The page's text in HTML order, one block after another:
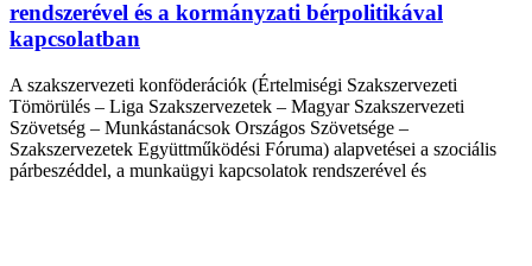
rendszerével és a kormányzati bérpolitikával
kapcsolatban
A szakszervezeti konföderációk (Értelmiségi Szakszervezeti
Tömörülés – Liga Szakszervezetek – Magyar Szakszervezeti
Szövetség – Munkástanácsok Országos Szövetsége –
Szakszervezetek Együttműködési Fóruma) alapvetései a szociális
párbeszéddel, a munkaügyi kapcsolatok rendszerével és